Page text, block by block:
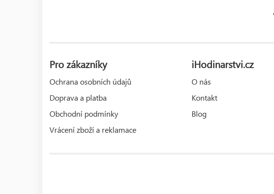
Pro zákazníky
Ochrana osobních údajů
Doprava a platba
Obchodní podmínky
Vrácení zboží a reklamace
iHodinarstvi.cz
O nás
Kontakt
Blog